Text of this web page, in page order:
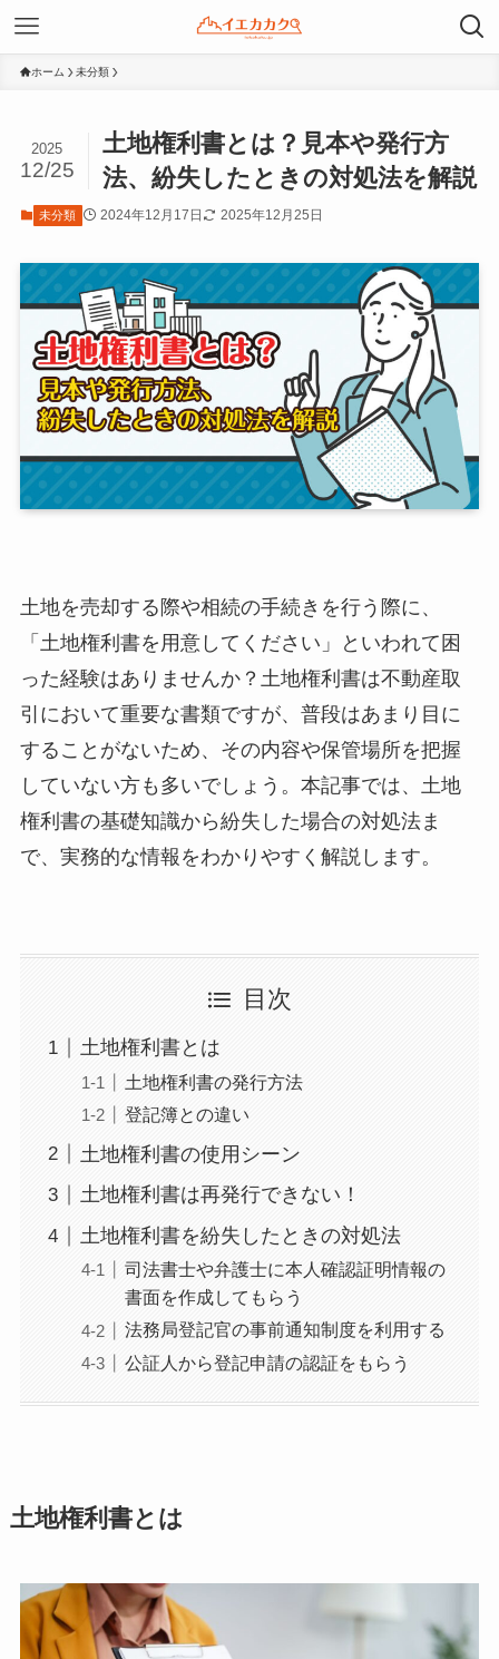
ホーム 未分類
土地権利書とは？見本や発行方
法、紛失したときの対処法を解説
2025
12/25
未分類 2024年12月17日 2025年12月25日
土地を売却する際や相続の手続きを行う際に、
「土地権利書を用意してください」といわれて困
った経験はありませんか？土地権利書は不動産取
引において重要な書類ですが、普段はあまり目に
することがないため、その内容や保管場所を把握
していない方も多いでしょう。本記事では、土地
権利書の基礎知識から紛失した場合の対処法ま
で、実務的な情報をわかりやすく解説します。
目次
土地権利書とは
土地権利書の発行方法
登記簿との違い
土地権利書の使用シーン
土地権利書は再発行できない！
土地権利書を紛失したときの対処法
司法書士や弁護士に本人確認証明情報の
書面を作成してもらう
法務局登記官の事前通知制度を利用する
公証人から登記申請の認証をもらう
土地権利書とは